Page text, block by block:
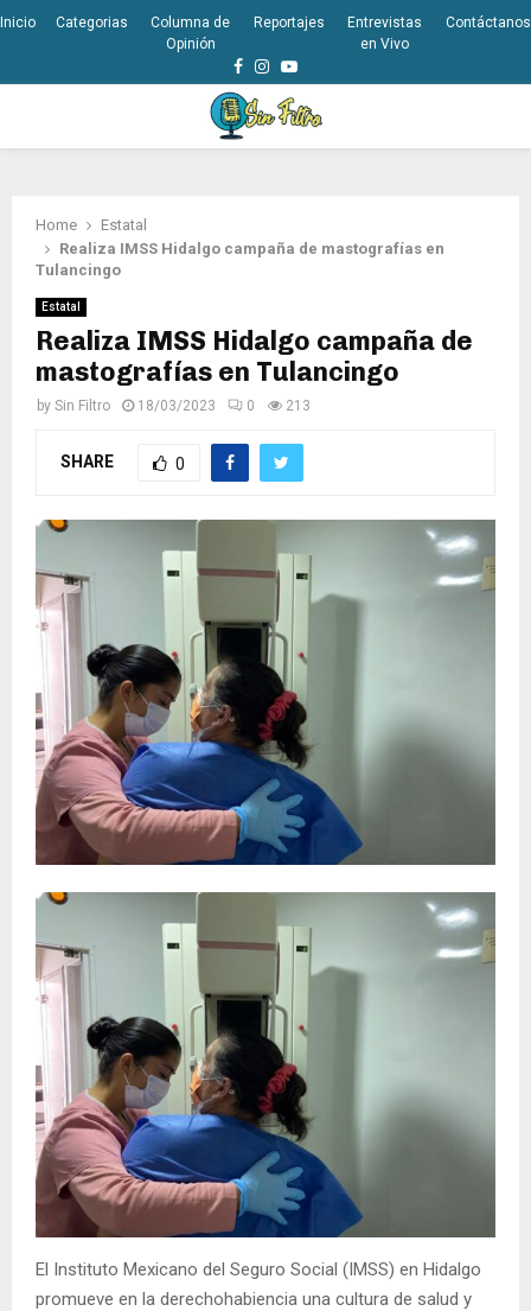
Inicio Categorias
Columna de
Opinión
Reportajes
Entrevistas
en Vivo
Contáctanos
Facebook
Instagram
Youtube
Home
Estatal
Realiza IMSS Hidalgo campaña de mastografías en
Tulancingo
Estatal
Realiza IMSS Hidalgo campaña de
mastografías en Tulancingo
by Sin Filtro 18/03/2023 0 213
SHARE 0
El Instituto Mexicano del Seguro Social (IMSS) en Hidalgo
promueve en la derechohabiencia una cultura de salud y